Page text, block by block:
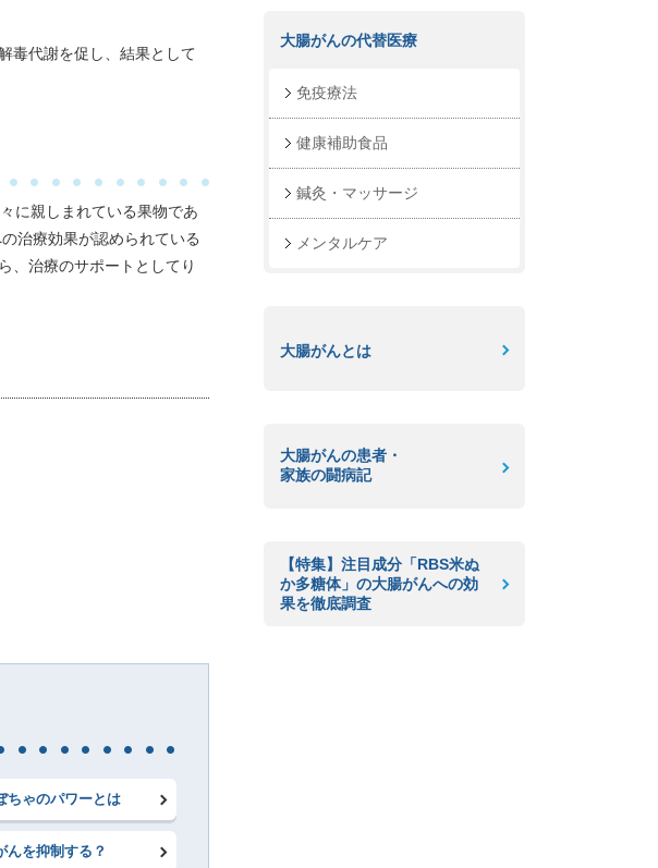
毒代謝を促し、結果として
に親しまれている果物であ
治療効果が認められている
、治療のサポートとしてり
ちゃのパワーとは
んを抑制する？
大腸がんの代替医療
免疫療法
健康補助食品
鍼灸・マッサージ
メンタルケア
大腸がんとは
大腸がんの患者・
家族の闘病記
【特集】注目成分「RBS米ぬ
か多糖体」の大腸がんへの効
果を徹底調査